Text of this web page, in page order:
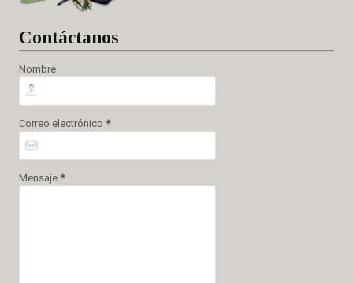
Contáctanos
Nombre
Correo electrónico *
Mensaje *